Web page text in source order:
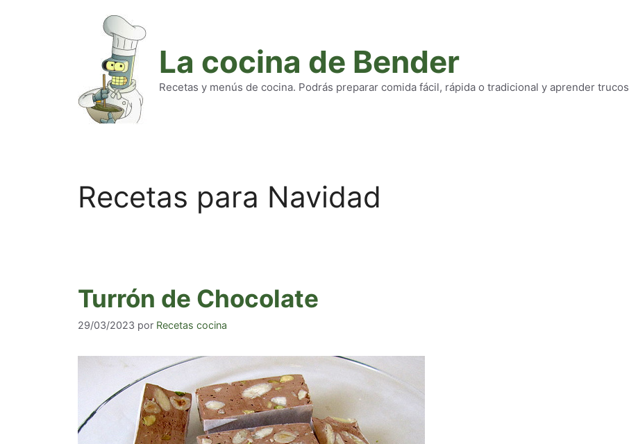
La cocina de Bender
Recetas y menús de cocina. Podrás preparar comida fácil, rápida o tradicional y aprender trucos
Recetas para Navidad
Turrón de Chocolate
29/03/2023 por Recetas cocina